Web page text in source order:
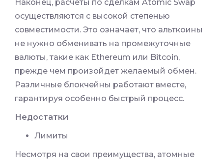
Наконец, расчеты по сделкам Atomic Swap
осуществляются с высокой степенью
совместимости. Это означает, что альткоины
не нужно обменивать на промежуточные
валюты, такие как Ethereum или Bitcoin,
прежде чем произойдет желаемый обмен.
Различные блокчейны работают вместе,
гарантируя особенно быстрый процесс.
Недостатки
Лимиты
Несмотря на свои преимущества, атомные